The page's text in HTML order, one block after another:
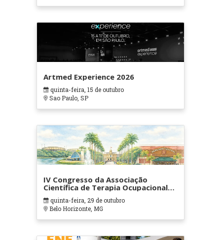
Artmed Experience 2026
quinta-feira, 15 de outubro
Sao Paulo, SP
IV Congresso da Associação
Científica de Terapia Ocupacional
em Contextos Hospitalares e
Cuidados Paliativos - ATOHOSP
quinta-feira, 29 de outubro
Belo Horizonte, MG